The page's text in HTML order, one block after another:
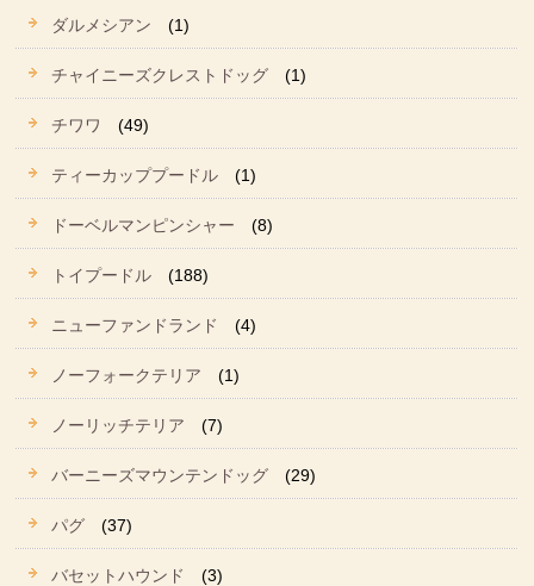
ダルメシアン (1)
チャイニーズクレストドッグ (1)
チワワ (49)
ティーカッププードル (1)
ドーベルマンピンシャー (8)
トイプードル (188)
ニューファンドランド (4)
ノーフォークテリア (1)
ノーリッチテリア (7)
バーニーズマウンテンドッグ (29)
パグ (37)
バセットハウンド (3)